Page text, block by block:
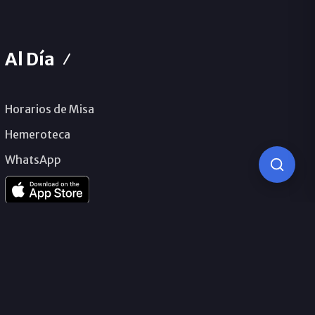
Al Día
Horarios de Misa
Hemeroteca
WhatsApp